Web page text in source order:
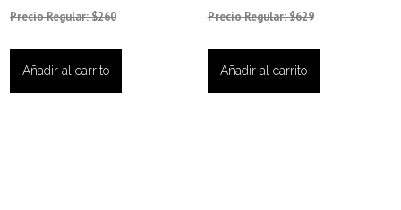
Precio Regular: $260
Añadir al carrito
Precio Regular: $629
Añadir al carrito